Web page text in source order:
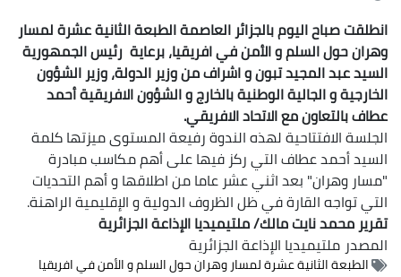
انطلقت صباح اليوم بالجزائر العاصمة الطبعة الثانية عشرة لمسار
وهران حول السلم و الأمن في افريقيا، برعاية رئيس الجمهورية
السيد عبد المجيد تبون و اشراف من وزير الدولة، وزير الشؤون
الخارجية و الجالية الوطنية بالخارج و الشؤون الافريقية أحمد
عطاف بالتعاون مع الاتحاد الافريقي.
الجلسة الافتتاحية لهذه الندوة رفيعة المستوى ميزتها كلمة
السيد أحمد عطاف التي ركز فيها على أهم مكاسب مبادرة
"مسار وهران" بعد اثني عشر عاما من اطلاقها و أهم التحديات
التي تواجه القارة في ظل الظروف الدولية و الإقليمية الراهنة.
تقرير محمد نايت مالك/ ملتيميديا الإذاعة الجزائرية
المصدرملتيميديا الإذاعة الجزائرية
الطبعة الثانية عشرة لمسار وهران حول السلم و الأمن في افريقيا